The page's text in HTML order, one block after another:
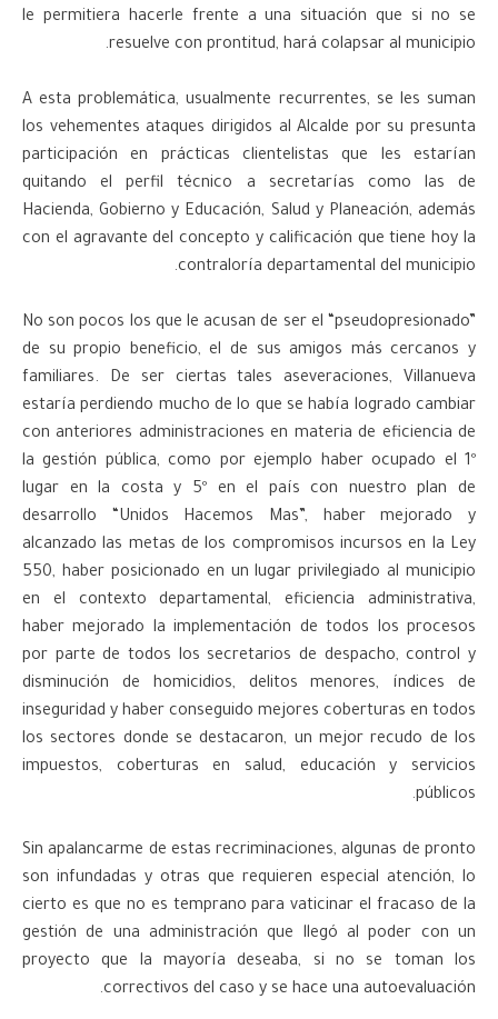
le permitiera hacerle frente a una situación que si no se
resuelve con prontitud, hará colapsar al municipio.
A esta problemática, usualmente recurrentes, se les suman
los vehementes ataques dirigidos al Alcalde por su presunta
participación en prácticas clientelistas que les estarían
quitando el perfil técnico a secretarías como las de
Hacienda, Gobierno y Educación, Salud y Planeación, además
con el agravante del concepto y calificación que tiene hoy la
contraloría departamental del municipio.
No son pocos los que le acusan de ser el “pseudopresionado”
de su propio beneficio, el de sus amigos más cercanos y
familiares. De ser ciertas tales aseveraciones, Villanueva
estaría perdiendo mucho de lo que se había logrado cambiar
con anteriores administraciones en materia de eficiencia de
la gestión pública, como por ejemplo haber ocupado el 1º
lugar en la costa y 5º en el país con nuestro plan de
desarrollo “Unidos Hacemos Mas”, haber mejorado y
alcanzado las metas de los compromisos incursos en la Ley
550, haber posicionado en un lugar privilegiado al municipio
en el contexto departamental, eficiencia administrativa,
haber mejorado la implementación de todos los procesos
por parte de todos los secretarios de despacho, control y
disminución de homicidios, delitos menores, índices de
inseguridad y haber conseguido mejores coberturas en todos
los sectores donde se destacaron, un mejor recudo de los
impuestos, coberturas en salud, educación y servicios
públicos.
Sin apalancarme de estas recriminaciones, algunas de pronto
son infundadas y otras que requieren especial atención, lo
cierto es que no es temprano para vaticinar el fracaso de la
gestión de una administración que llegó al poder con un
proyecto que la mayoría deseaba, si no se toman los
correctivos del caso y se hace una autoevaluación.